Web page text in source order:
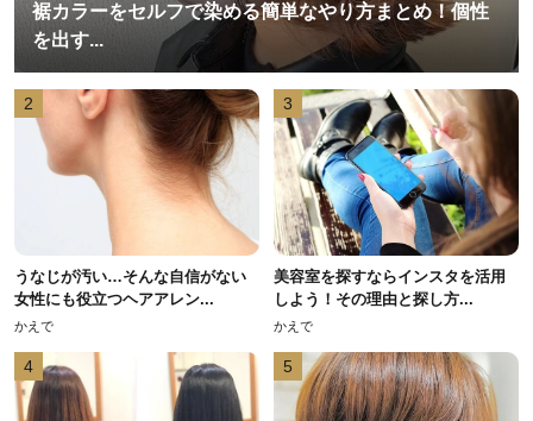
裾カラーをセルフで染める簡単なやり方まとめ！個性
を出す...
2
うなじが汚い…そんな自信がない
女性にも役立つヘアアレン...
かえで
3
美容室を探すならインスタを活用
しよう！その理由と探し方...
かえで
4 5